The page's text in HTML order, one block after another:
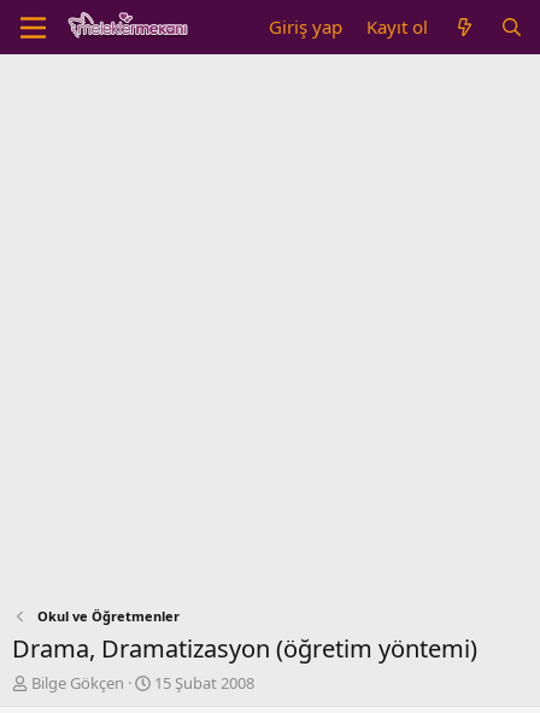
Giriş yap Kayıt ol
Okul ve Öğretmenler
Drama, Dramatizasyon (öğretim yöntemi)
K
Bilge Gökçen
B15 Şubat 2008